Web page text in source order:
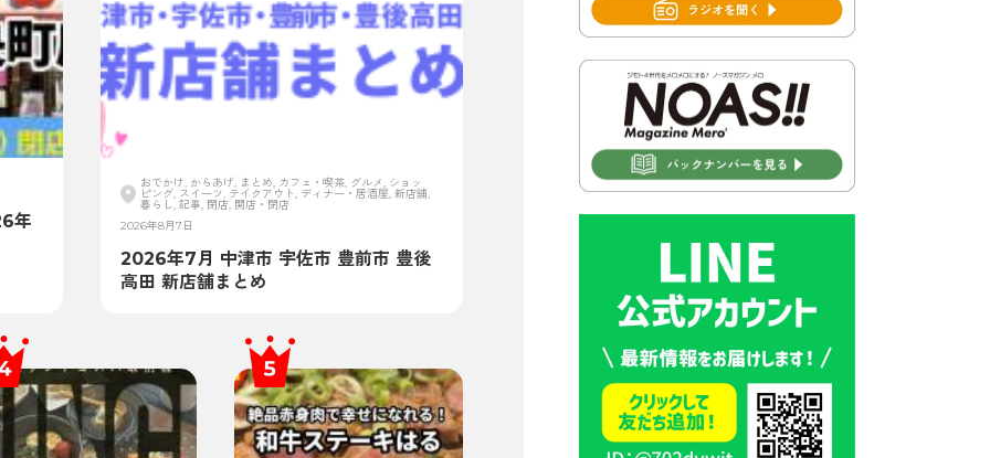
年
おでかけ, からあげ, まとめ, カフェ・喫茶, グルメ, ショッ
ピング, スイーツ, テイクアウト, ディナー・居酒屋, 新店舗,
暮らし, 記事, 閉店, 開店・閉店
2026年8月7日
2026年7月 中津市 宇佐市 豊前市 豊後
高田 新店舗まとめ
書が変わります！
2026年7月30日 豊前市立豊前
中学校の進捗状況について
2026年7月30日 豊前市立学校
2026年7月30日 豊前市立学校
紹介≪再編計画の見直しにつ
いて≫
2026年7月29日 豊前市指定ご
み袋販売のお知らせ
2026年7月28日 豊前カラス天
狗みなと祭り（花火大会）開
催決定！